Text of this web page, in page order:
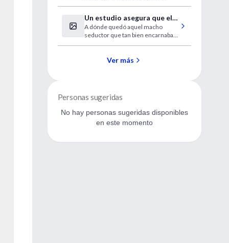
Colegio Argentino de
Neuropsicofarmacología, recibe el
4º Premio Psiquiatria.com en
Neurociencias al mejor trabajo de
Un estudio asegura que el
macho italiano se volvió
tímido
A dónde quedó aquel macho
seductor que tan bien encarnaba
Ver más
Personas sugeridas
No hay personas sugeridas disponibles
en este momento